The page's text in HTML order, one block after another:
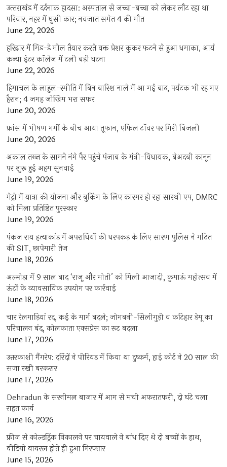
उत्‍तराखंड में दर्दनाक हादसा: अस्पताल से जच्चा-बच्चा को लेकर लौट रहा था
परिवार, नहर में घुसी कार; नवजात समेत 4 की मौत
June 22, 2026
हरिद्वार में मिड-डे मील तैयार करते वक्त प्रेशर कुकर फटने से हुआ धमाका, आर्य
कन्या इंटर कॉलेज में टली बड़ी घटना
June 22, 2026
हिमाचल के लाहुल-स्पीति में बिन बारिश नाले में आ गई बाढ़, पर्यटक भी रह गए
हैरान; 4 जगह जोखिम भरा सफर
June 20, 2026
फ्रांस में भीषण गर्मी के बीच आया तूफान, एफिल टॉवर पर गिरी बिजली
June 20, 2026
अकाल तख्त के सामने नंगे पैर पहुंचे पंजाब के मंत्री-विधायक, बेअदबी कानून
पर शुरू हुई अहम सुनवाई
June 19, 2026
मेट्रो में यात्रा की योजना और बुकिंग के लिए कारगर हो रहा सारथी एप, DMRC
को मिला प्रतिष्ठित पुरस्कार
June 19, 2026
पंकज राय हत्याकांड में अपराधियों की धरपकड़ के लिए सारण पुलिस ने गठित
की SIT, छापेमारी तेज
June 18, 2026
अल्मोड़ा में 9 साल बाद ‘राजू और मोती’ को मिली आजादी, कुमाऊं महोत्सव में
ऊंटों के व्यावसायिक उपयोग पर कार्रवाई
June 18, 2026
चार रेलगाड़ियां रद, कई के मार्ग बदले; जोगबनी-सिलीगुड़ी व कटिहार डेमू का
परिचालन बंद, कोलकाता एक्सप्रेस का रूट बदला
June 17, 2026
उत्तरकाशी गैंगरेप: दरिंदों ने पीरियड में किया था दुष्कर्म, हाई कोर्ट ने 20 साल की
सजा रखी बरकरार
June 17, 2026
Dehradun के सरनीमल बाजार में आग से मची अफरातफरी, दो घंटे चला
राहत कार्य
June 16, 2026
फ्रीज से कोल्डड्रिंक निकालने पर चायवाले ने बांध दिए थे दो बच्चों के हाथ,
वीडियो वायरल होते ही हुआ गिरफ्तार
June 15, 2026